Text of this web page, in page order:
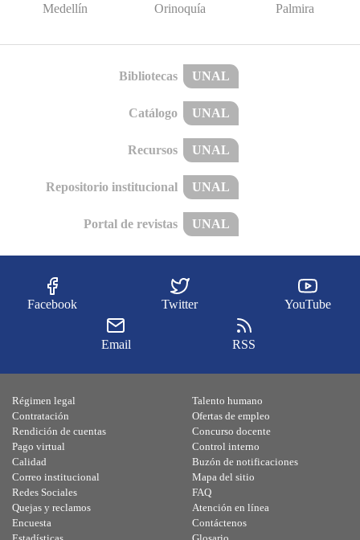
Medellín Orinoquía Palmira
Bibliotecas UNAL
Catálogo UNAL
Recursos UNAL
Repositorio institucional UNAL
Portal de revistas UNAL
Facebook Twitter YouTube
Email RSS
Régimen legal
Contratación
Rendición de cuentas
Pago virtual
Calidad
Talento humano
Ofertas de empleo
Concurso docente
Control interno
Buzón de notificaciones
Correo institucional
Redes Sociales
Quejas y reclamos
Encuesta
Mapa del sitio
FAQ
Atención en línea
Contáctenos